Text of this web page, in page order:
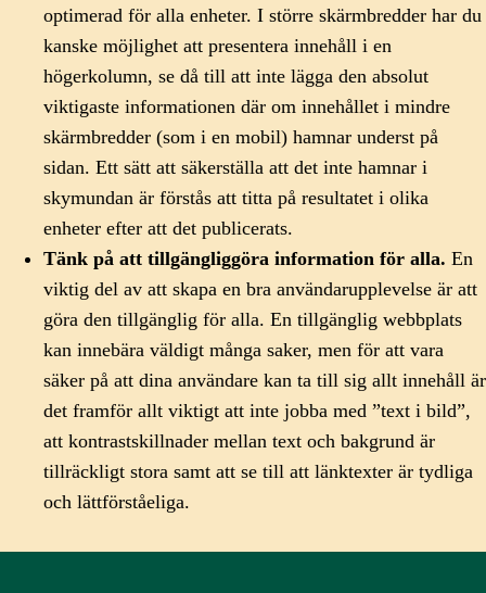
optimerad för alla enheter. I större skärmbredder har du
kanske möjlighet att presentera innehåll i en
högerkolumn, se då till att inte lägga den absolut
viktigaste informationen där om innehållet i mindre
skärmbredder (som i en mobil) hamnar underst på
sidan. Ett sätt att säkerställa att det inte hamnar i
skymundan är förstås att titta på resultatet i olika
enheter efter att det publicerats.
Tänk på att tillgängliggöra information för alla. En
viktig del av att skapa en bra användarupplevelse är att
göra den tillgänglig för alla. En tillgänglig webbplats
kan innebära väldigt många saker, men för att vara
säker på att dina användare kan ta till sig allt innehåll är
det framför allt viktigt att inte jobba med ”text i bild”,
att kontrastskillnader mellan text och bakgrund är
tillräckligt stora samt att se till att länktexter är tydliga
och lättförståeliga.